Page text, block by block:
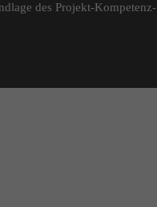
des Projekt-Kompetenz-